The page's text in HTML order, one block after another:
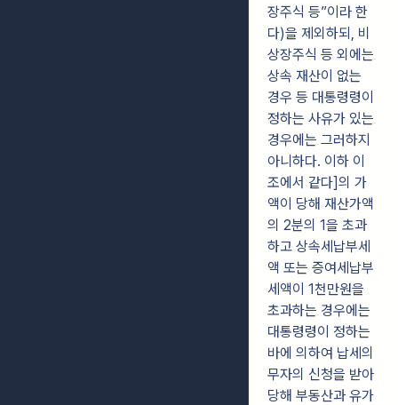
장주식 등”이라 한
다)을 제외하되, 비
상장주식 등 외에는
상속 재산이 없는
경우 등 대통령령이
정하는 사유가 있는
경우에는 그러하지
아니하다. 이하 이
조에서 같다]의 가
액이 당해 재산가액
의 2분의 1을 초과
하고 상속세납부세
액 또는 증여세납부
세액이 1천만원을
초과하는 경우에는
대통령령이 정하는
바에 의하여 납세의
무자의 신청을 받아
당해 부동산과 유가